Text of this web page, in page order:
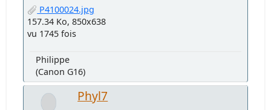
P4100024.jpg
157.34 Ko, 850x638
vu 1745 fois
Philippe
(Canon G16)
Phyl7